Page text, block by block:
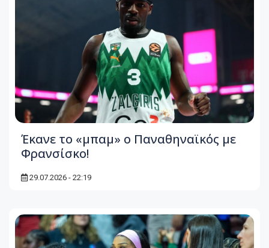
Έκανε το «μπαμ» ο Παναθηναϊκός με
Φρανσίσκο!
29.07.2026 - 22:19